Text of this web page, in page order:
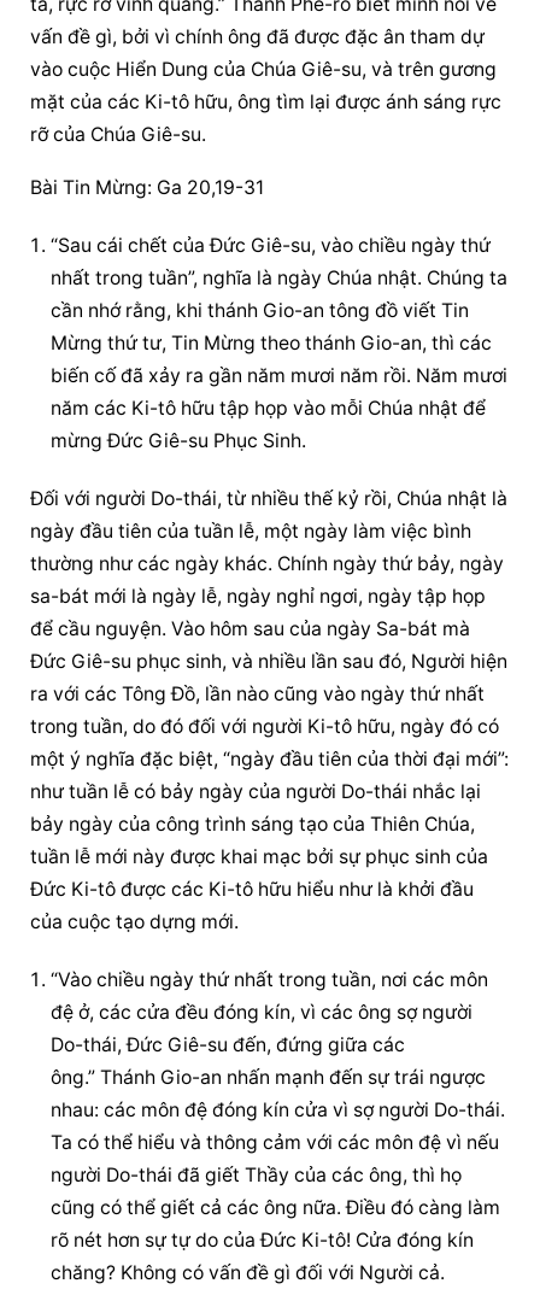
vấn đề gì, bởi vì chính ông đã được đặc ân tham dự
vào cuộc Hiển Dung của Chúa Giê-su, và trên gương
mặt của các Ki-tô hữu, ông tìm lại được ánh sáng rực
rỡ của Chúa Giê-su.
Bài Tin Mừng: Ga 20,19-31
“Sau cái chết của Đức Giê-su, vào chiều ngày thứ
nhất trong tuần”, nghĩa là ngày Chúa nhật. Chúng ta
cần nhớ rằng, khi thánh Gio-an tông đồ viết Tin
Mừng thứ tư, Tin Mừng theo thánh Gio-an, thì các
biến cố đã xảy ra gần năm mươi năm rồi. Năm mươi
năm các Ki-tô hữu tập họp vào mỗi Chúa nhật để
mừng Đức Giê-su Phục Sinh.
Đối với người Do-thái, từ nhiều thế kỷ rồi, Chúa nhật là
ngày đầu tiên của tuần lễ, một ngày làm việc bình
thường như các ngày khác. Chính ngày thứ bảy, ngày
sa-bát mới là ngày lễ, ngày nghỉ ngơi, ngày tập họp
để cầu nguyện. Vào hôm sau của ngày Sa-bát mà
Đức Giê-su phục sinh, và nhiều lần sau đó, Người hiện
ra với các Tông Đồ, lần nào cũng vào ngày thứ nhất
trong tuần, do đó đối với người Ki-tô hữu, ngày đó có
một ý nghĩa đặc biệt, “ngày đầu tiên của thời đại mới”:
như tuần lễ có bảy ngày của người Do-thái nhắc lại
bảy ngày của công trình sáng tạo của Thiên Chúa,
tuần lễ mới này được khai mạc bởi sự phục sinh của
Đức Ki-tô được các Ki-tô hữu hiểu như là khởi đầu
của cuộc tạo dựng mới.
“Vào chiều ngày thứ nhất trong tuần, nơi các môn
đệ ở, các cửa đều đóng kín, vì các ông sợ người
Do-thái, Đức Giê-su đến, đứng giữa các
ông.” Thánh Gio-an nhấn mạnh đến sự trái ngược
nhau: các môn đệ đóng kín cửa vì sợ người Do-thái.
Ta có thể hiểu và thông cảm với các môn đệ vì nếu
người Do-thái đã giết Thầy của các ông, thì họ
cũng có thể giết cả các ông nữa. Điều đó càng làm
rõ nét hơn sự tự do của Đức Ki-tô! Cửa đóng kín
chăng? Không có vấn đề gì đối với Người cả.